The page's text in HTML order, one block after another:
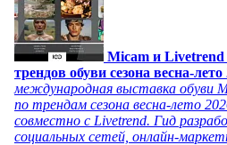
Micam и Livetrend
трендов обуви сезона весна-лето
международная выставка обуви
по трендам сезона весна-лето
совместно с Livetrend. Гид
социальных сетей, онлайн-